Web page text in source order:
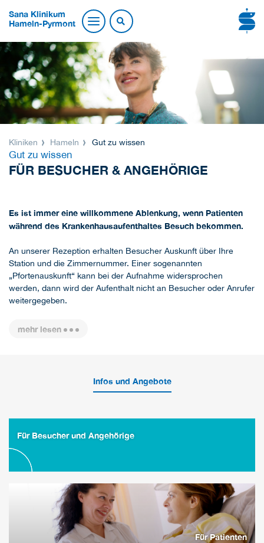
Sana Klinikum
Hameln-Pyrmont
Kliniken Hameln Gut zu wissen
Gut zu wissen
FÜR BESUCHER & ANGEHÖRIGE
Es ist immer eine willkommene Ablenkung, wenn Patienten
während des Krankenhausaufenthaltes Besuch bekommen.
An unserer Rezeption erhalten Besucher Auskunft über Ihre
Station und die Zimmernummer. Einer sogenannten
„Pfortenauskunft“ kann bei der Aufnahme widersprochen
werden, dann wird der Aufenthalt nicht an Besucher oder Anrufer
weitergegeben.
mehr lesen
Infos und Angebote
Für Besucher und Angehörige
Für Patienten